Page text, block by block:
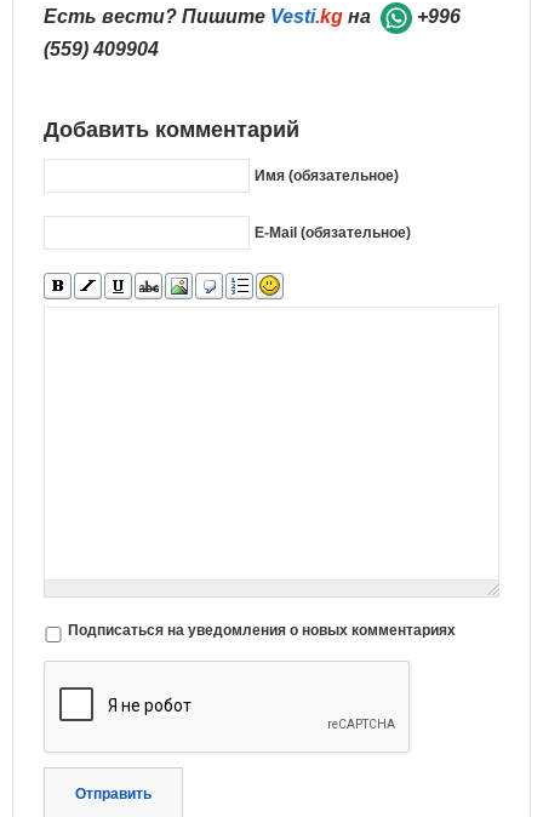
Есть вести? Пишите Vesti.kg на
+996
(559) 409904
Добавить комментарий
Имя (обязательное)
E-Mail (обязательное)
Подписаться на уведомления о новых комментариях
Отправить